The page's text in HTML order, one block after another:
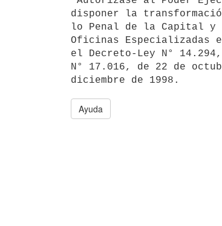
disponer la
lo Penal de la Capital y
Oficinas
el Decreto-Ley N°
N° 17.016, de 22 de
Ayuda